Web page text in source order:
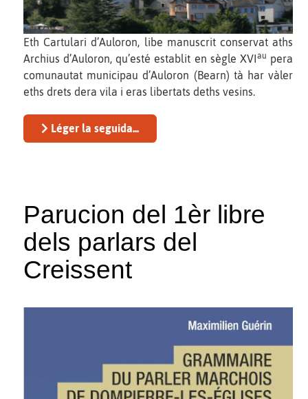
Eth Cartulari d’Auloron, libe manuscrit conservat aths
Archius d’Auloron, qu’esté establit en sègle XVIau pera
comunautat municipau d’Auloron (Bearn) tà har vàler
eths drets dera vila i eras libertats deths vesins.
Léger la seguida...
Parucion del 1èr libre
dels parlars del
Creissent